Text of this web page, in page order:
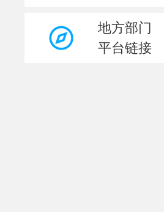
地方部门
平台链接